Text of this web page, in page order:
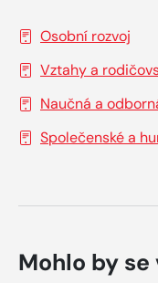
Osobní rozvoj
Vztahy a
Naučná a
Společenské a
Mohlo by